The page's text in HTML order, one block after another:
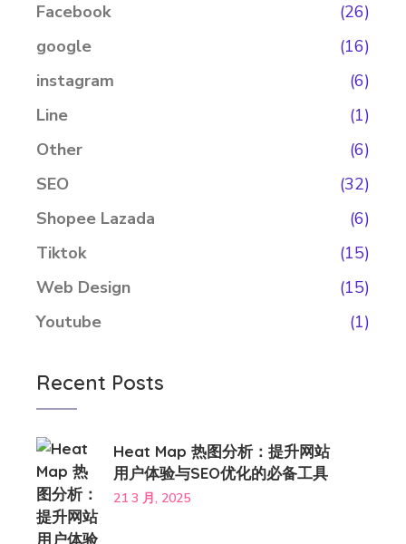
Facebook
(26)
google
(16)
instagram
(6)
Line
(1)
Other
(6)
SEO
(32)
Shopee Lazada
(6)
Tiktok
(15)
Web Design
(15)
Youtube
(1)
Recent Posts
Heat Map 热图分析：提升网站
用户体验与SEO优化的必备工具
21 3 月, 2025